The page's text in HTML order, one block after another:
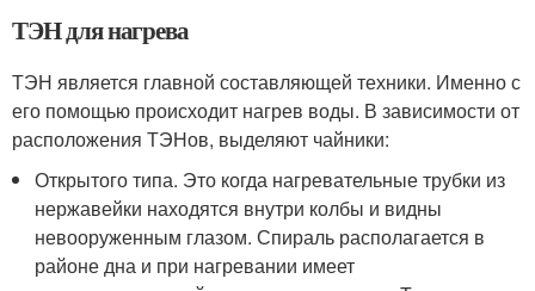
ТЭН для нагрева
ТЭН является главной составляющей техники. Именно с
его помощью происходит нагрев воды. В зависимости от
расположения ТЭНов, выделяют чайники:
Открытого типа. Это когда нагревательные трубки из
нержавейки находятся внутри колбы и видны
невооруженным глазом. Спираль располагается в
районе дна и при нагревании имеет